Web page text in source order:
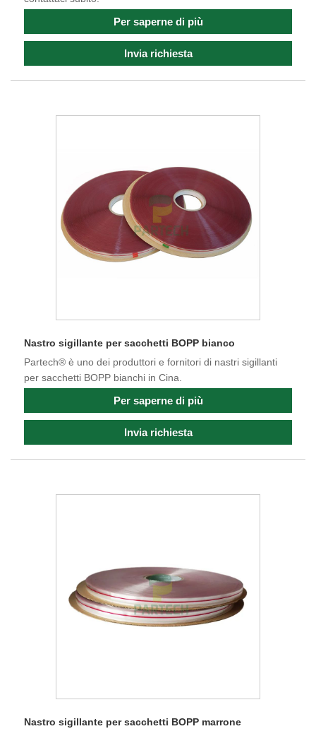
Per saperne di più
Invia richiesta
Nastro sigillante per sacchetti BOPP bianco
Partech® è uno dei produttori e fornitori di nastri sigillanti
per sacchetti BOPP bianchi in Cina.
Per saperne di più
Invia richiesta
Nastro sigillante per sacchetti BOPP marrone